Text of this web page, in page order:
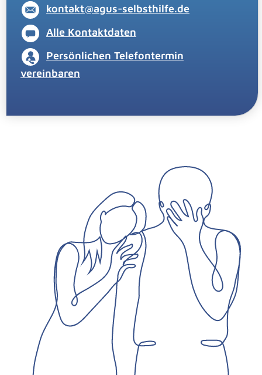
kontakt@agus-selbsthilfe.de
Alle Kontaktdaten
Persönlichen Telefontermin
vereinbaren